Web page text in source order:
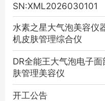
SN:XML2026030101
水素之星大气泡美容仪
机皮肤管理综合仪
DR全能王大气泡电子
肤管理美容仪
开工公告